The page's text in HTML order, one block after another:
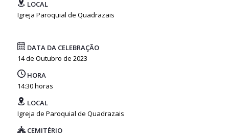
LOCAL
Igreja Paroquial de Quadrazais
DATA DA CELEBRAÇÃO
14 de Outubro de 2023
HORA
14:30 horas
LOCAL
Igreja de Paroquial de Quadrazais
CEMITÉRIO